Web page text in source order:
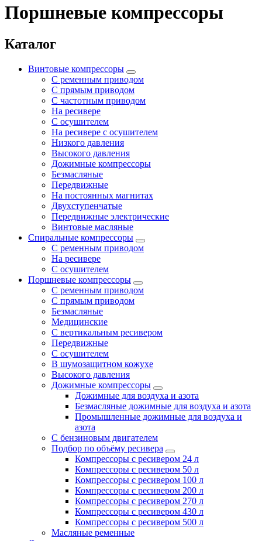
Поршневые компрессоры
Каталог
Винтовые компрессоры
С ременным приводом
С прямым приводом
С частотным приводом
На ресивере
С осушителем
На ресивере с осушителем
Низкого давления
Высокого давления
Дожимные компрессоры
Безмасляные
Передвижные
На постоянных магнитах
Двухступенчатые
Передвижные электрические
Винтовые масляные
Спиральные компрессоры
С ременным приводом
На ресивере
С осушителем
Поршневые компрессоры
С ременным приводом
С прямым приводом
Безмасляные
Медицинские
С вертикальным ресивером
Передвижные
С осушителем
В шумозащитном кожухе
Высокого давления
Дожимные компрессоры
Дожимные для воздуха и азота
Безмасляные дожимные для воздуха и азота
Промышленные дожимные для воздуха и
азота
С бензиновым двигателем
Подбор по объёму ресивера
Компрессоры с ресивером 24 л
Компрессоры с ресивером 50 л
Компрессоры с ресивером 100 л
Компрессоры с ресивером 200 л
Компрессоры с ресивером 270 л
Компрессоры с ресивером 430 л
Компрессоры с ресивером 500 л
Масляные ременные